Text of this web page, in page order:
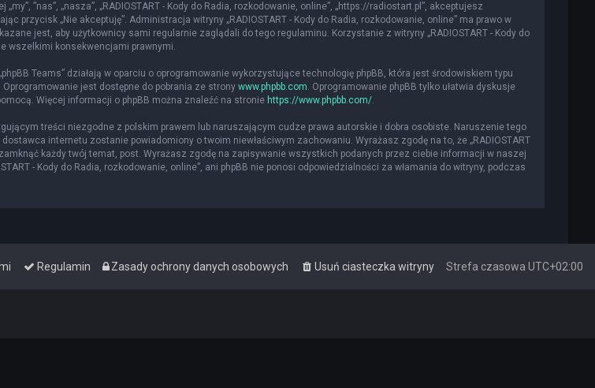
”nas”, „nasza”, „RADIOSTART - Kody do Radia, rozkodowanie, online”, „https://radiostart.pl”, akceptujesz
„Nie akceptuję”. Administracja witryny „RADIOSTART - Kody do Radia, rozkodowanie, online” ma prawo w
jest, aby użytkownicy sami regularnie zaglądali do tego regulaminu. Korzystanie z witryny „RADIOSTART - Kody do
wszelkimi konsekwencjami prawnymi.
„phpBB Teams” działają w oparciu o oprogramowanie wykorzystujące technologię phpBB, która jest środowiskiem typu
Oprogramowanie jest dostępne do pobrania ze strony www.phpbb.com. Oprogramowanie phpBB tylko ułatwia dyskusje
Więcej informacji o phpBB można znaleźć na stronie https://www.phpbb.com/.
treści niezgodne z polskim prawem lub naruszającym cudze prawa autorskie i dobra osobiste. Naruszenie tego
internetu zostanie powiadomiony o twoim niewłaściwym zachowaniu. Wyrażasz zgodę na to, że „RADIOSTART
każdy twój temat, post. Wyrażasz zgodę na zapisywanie wszystkich podanych przez ciebie informacji w naszej
- Kody do Radia, rozkodowanie, online”, ani phpBB nie ponosi odpowiedzialności za włamania do witryny, podczas
Strefa czasowa UTC+02:00
Usuń ciasteczka witryny
Zasady ochrony danych osobowych
Regulamin